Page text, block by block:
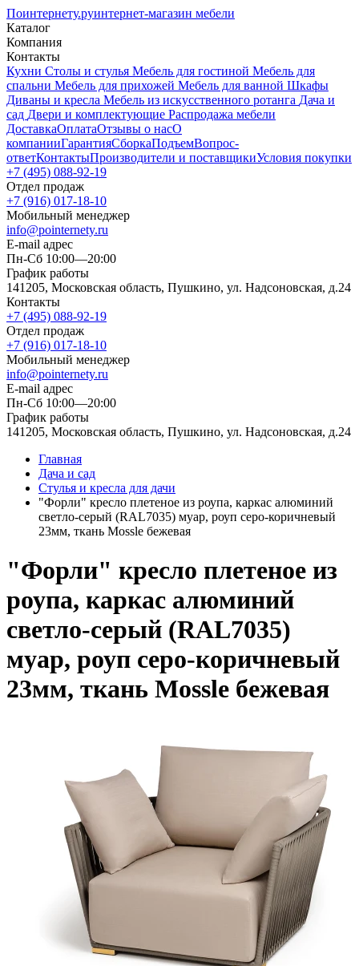
Поинтернету.руинтернет-магазин мебели
Каталог
Компания
Контакты
Кухни Столы и стулья Мебель для гостиной Мебель для
спальни Мебель для прихожей Мебель для ванной Шкафы
Диваны и кресла Мебель из искусственного ротанга Дача и
сад Двери и комплектующие Распродажа мебели
ДоставкаОплатаОтзывы о насО
компанииГарантияСборкаПодъемВопрос-
ответКонтактыПроизводители и поставщикиУсловия покупки
+7 (495) 088-92-19
Отдел продаж
+7 (916) 017-18-10
Мобильный менеджер
info@pointernety.ru
E-mail адрес
Пн-Сб 10:00—20:00
График работы
141205, Московская область, Пушкино, ул. Надсоновская, д.24
Контакты
+7 (495) 088-92-19
Отдел продаж
+7 (916) 017-18-10
Мобильный менеджер
info@pointernety.ru
E-mail адрес
Пн-Сб 10:00—20:00
График работы
141205, Московская область, Пушкино, ул. Надсоновская, д.24
Главная
Дача и сад
Стулья и кресла для дачи
"Форли" кресло плетеное из роупа, каркас алюминий
светло-серый (RAL7035) муар, роуп серо-коричневый
23мм, ткань Mossle бежевая
"Форли" кресло плетеное из
роупа, каркас алюминий
светло-серый (RAL7035)
муар, роуп серо-коричневый
23мм, ткань Mossle бежевая